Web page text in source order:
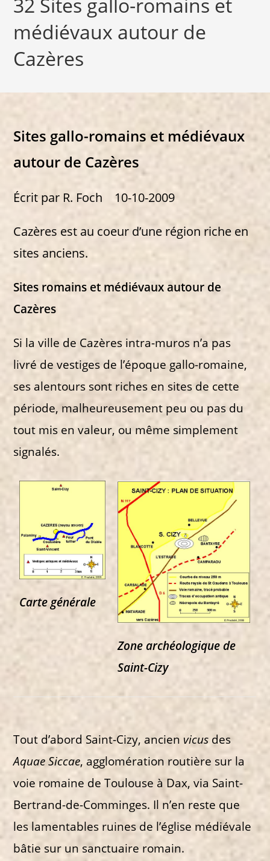
médiévaux autour de
Cazères
Sites gallo-romains et médiévaux
autour de Cazères
Écrit par R. Foch 10-10-2009
Cazères est au coeur d’une région riche en
sites anciens.
Sites romains et médiévaux autour de
Cazères
Si la ville de Cazères intra-muros n’a pas
livré de vestiges de l’époque gallo-romaine,
ses alentours sont riches en sites de cette
période, malheureusement peu ou pas du
tout mis en valeur, ou même simplement
signalés.
Carte générale
Zone archéologique de
Saint-Cizy
Tout d’abord Saint-Cizy, ancien vicus des
Aquae Siccae, agglomération routière sur la
voie romaine de Toulouse à Dax, via Saint-
Bertrand-de-Comminges. Il n’en reste que
les lamentables ruines de l’église médiévale
bâtie sur un sanctuaire romain.